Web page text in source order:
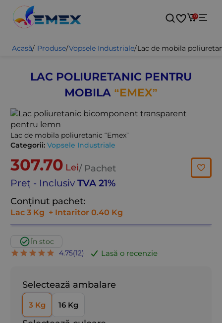
0
Acasă/ Produse/Vopsele Industriale/Lac de mobila
LAC POLIURETANIC PENTRU
MOBILA “EMEX”
Lac de mobila poliuretanic “Emex”
Categorii: Vopsele Industriale
307.70 Lei/ Pachet
Preț - Inclusiv TVA 21%
Conținut pachet:
Lac 3 Kg + Intaritor 0.40 Kg
În stoc
4.75(12) Lasă o recenzie
Selectează ambalare
3 Kg 16 Kg